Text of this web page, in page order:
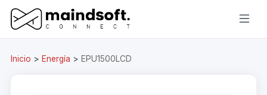
Inicio > Energía > EPU1500LCD